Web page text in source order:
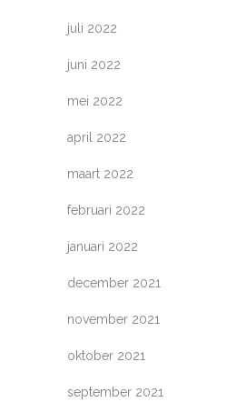
juli 2022
juni 2022
mei 2022
april 2022
maart 2022
februari 2022
januari 2022
december 2021
november 2021
oktober 2021
september 2021